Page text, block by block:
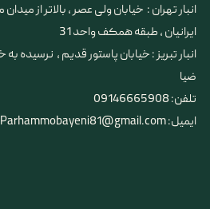
انبار تهران : خیابان ولی عصر ، بالاتر از
ایرانیان ، طبقه همکف واحد 31
​​​​​​​انبار تبریز : خیابان پاستور قدیم ، نرسیده
ضیا
تلفن: 09146665908
ایمیل: Parhammobayeni81@gmail.com